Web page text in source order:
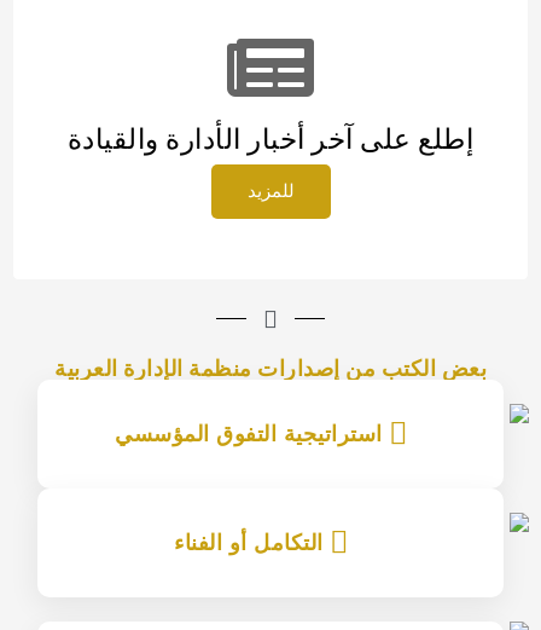
إطلع على آخر أخبار الأدارة والقيادة
للمزيد
بعض الكتب من إصدارات منظمة الإدارة العربية
استراتيجية التفوق المؤسسي
إقرأ المزيد
التكامل أو الفناء